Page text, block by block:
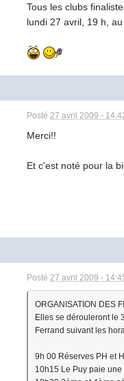
Tous les clubs
lundi 27 avril, 19 h, au
Posté 27 avril 2009 -
Merci!!
Et c'est noté pour la
Posté 27 avril 2009 -
ORGANISATION DES
Elles se dérouleront le
Ferrand suivant les
9h 00 Réserves PH et H
10h15 Le Puy paie